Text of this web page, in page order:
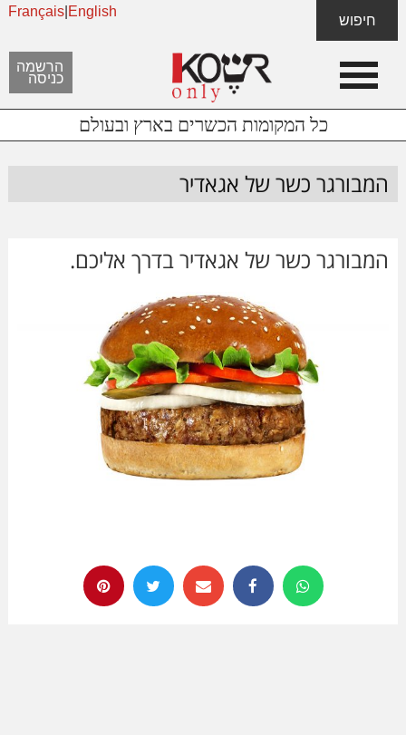
כל המקומות הכשרים בארץ ובעולם
content
footer
הרשמה
כניסה
Français| English
חיפוש
המבורגר כשר של אגאדיר
המבורגר כשר של אגאדיר בדרך אליכם.